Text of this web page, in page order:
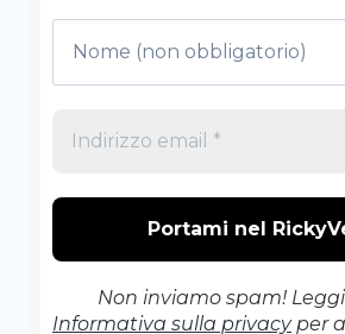
Non inviamo spam!
Informativa sulla privacyper